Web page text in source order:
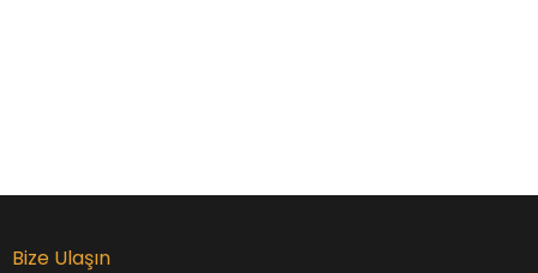
Bize Ulaşın